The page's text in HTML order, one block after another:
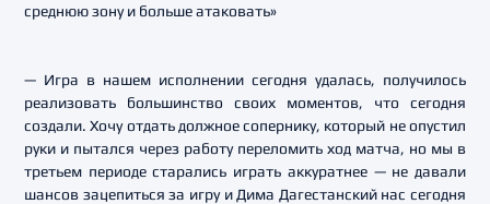
— Игра в нашем исполнении сегодня удалась, получилось
реализовать большинство своих моментов, что сегодня
создали. Хочу отдать должное сопернику, который не опустил
руки и пытался через работу переломить ход матча, но мы в
третьем периоде старались играть аккуратнее — не давали
шансов зацепиться за игру и Дима Дагестанский нас сегодня